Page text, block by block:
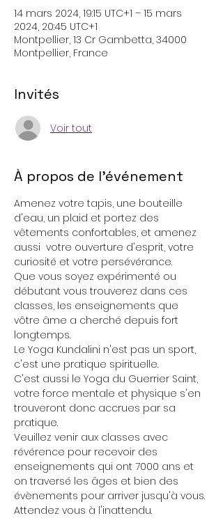
14 mars 2024, 19:15 UTC+1 – 15 mars
2024, 20:45 UTC+1
Montpellier, 13 Cr Gambetta, 34000
Montpellier, France
Invités
Voir tout
À propos de l'événement
Amenez votre tapis, une bouteille
d'eau, un plaid et portez des
vêtements confortables, et amenez
aussi  votre ouverture d'esprit, votre
curiosité et votre persévérance.
Que vous soyez expérimenté ou
débutant vous trouverez dans ces
classes, les enseignements que
vôtre âme a cherché depuis fort
longtemps.
Le Yoga Kundalini n'est pas un sport,
c'est une pratique spirituelle.
C'est aussi le Yoga du Guerrier Saint,
votre force mentale et physique s'en
trouveront donc accrues par sa
pratique.
Veuillez venir aux classes avec
révérence pour recevoir des
enseignements qui ont 7000 ans et
on traversé les âges et bien des
évènements pour arriver jusqu'à vous.
Attendez vous à l'inattendu.